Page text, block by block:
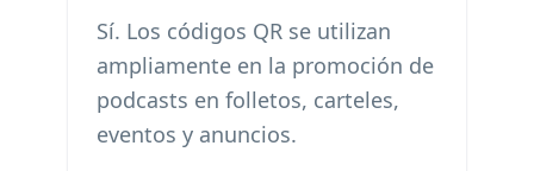
Sí. Los códigos QR se utilizan
ampliamente en la promoción de
podcasts en folletos, carteles,
eventos y anuncios.